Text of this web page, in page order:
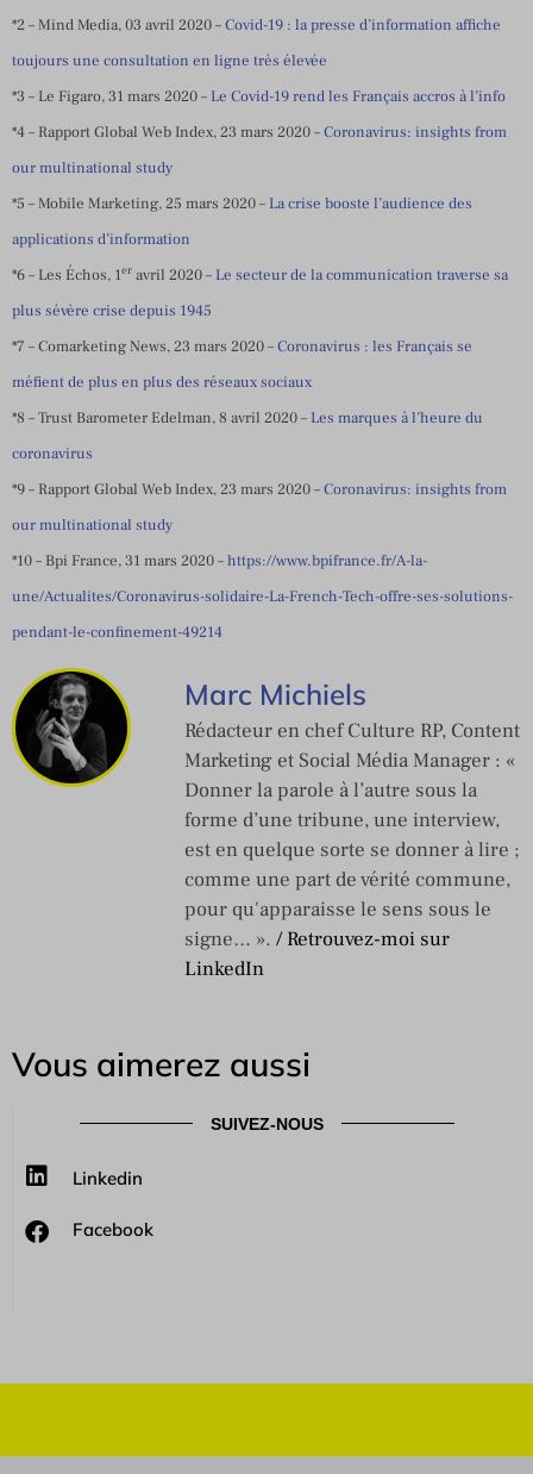
*2 – Mind Media, 03 avril 2020 –Covid-19 : la presse d’information affiche
toujours une consultation en ligne très élevée
*3 – Le Figaro, 31 mars 2020 – Le Covid-19 rend les Français accros à l’info
*4 – Rapport Global Web Index, 23 mars 2020 –Coronavirus: insights from
our multinational study
*5 – Mobile Marketing, 25 mars 2020 – La crise booste l’audience des
applications d’information
*6 – Les Échos, 1er avril 2020 – Le secteur de la communication traverse sa
plus sévère crise depuis 1945
*7 – Comarketing News, 23 mars 2020 –Coronavirus : les Français se
méfient de plus en plus des réseaux sociaux
*8 – Trust Barometer Edelman, 8 avril 2020 – Les marques à l’heure du
coronavirus
*9 – Rapport Global Web Index, 23 mars 2020 –Coronavirus: insights from
our multinational study
*10 – Bpi France, 31 mars 2020 –https://www.bpifrance.fr/A-la-
une/Actualites/Coronavirus-solidaire-La-French-Tech-offre-ses-solutions-
pendant-le-confinement-49214
Marc Michiels
Rédacteur en chef Culture RP, Content
Marketing et Social Média Manager : «
Donner la parole à l’autre sous la
forme d’une tribune, une interview,
est en quelque sorte se donner à lire ;
comme une part de vérité commune,
pour qu'apparaisse le sens sous le
signe… ». / Retrouvez-moi sur
LinkedIn
Vous aimerez aussi
SUIVEZ-NOUS
Linkedin
Facebook